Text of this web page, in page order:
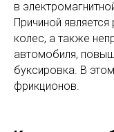
в
Причиной
колес, а также
автомобиля,
буксировка. В
фрикционов.